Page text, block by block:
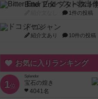
1件の投稿
ドコジャン
紹介文あり 10件の投稿
お気に入りランキング
1位
Splendor
宝石の煌き
4041名